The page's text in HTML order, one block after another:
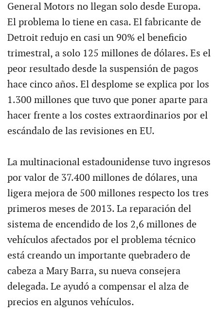
General Motors no llegan solo desde Europa.
El problema lo tiene en casa. El fabricante de
Detroit redujo en casi un 90% el beneficio
trimestral, a solo 125 millones de dólares. Es el
peor resultado desde la suspensión de pagos
hace cinco años. El desplome se explica por los
1.300 millones que tuvo que poner aparte para
hacer frente a los costes extraordinarios por el
escándalo de las revisiones en EU.
La multinacional estadounidense tuvo ingresos
por valor de 37.400 millones de dólares, una
ligera mejora de 500 millones respecto los tres
primeros meses de 2013. La reparación del
sistema de encendido de los 2,6 millones de
vehículos afectados por el problema técnico
está creando un importante quebradero de
cabeza a Mary Barra, su nueva consejera
delegada. Le ayudó a compensar el alza de
precios en algunos vehículos.